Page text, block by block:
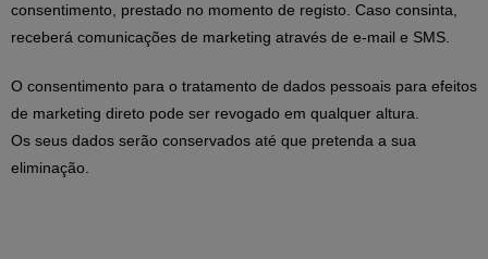
consentimento, prestado no momento de registo. Caso consinta,
receberá comunicações de marketing através de e-mail e SMS.
O consentimento para o tratamento de dados pessoais para efeitos
de marketing direto pode ser revogado em qualquer altura.
Os seus dados serão conservados até que pretenda a sua
eliminação.